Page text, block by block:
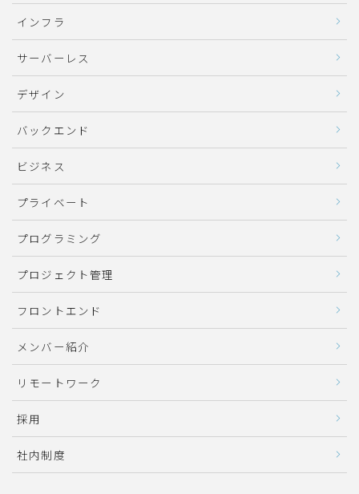
インフラ
サーバーレス
デザイン
バックエンド
ビジネス
プライベート
プログラミング
プロジェクト管理
フロントエンド
メンバー紹介
リモートワーク
採用
社内制度